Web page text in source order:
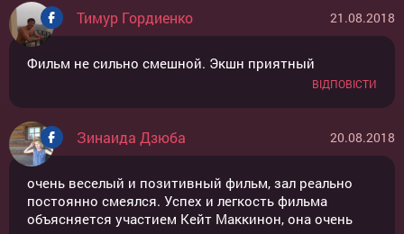
Тимур Гордиенко 21.08.2018
Фильм не сильно смешной. Экшн приятный
ВІДПОВІСТИ
Зинаида Дзюба 20.08.2018
очень веселый и позитивный фильм, зал реально
постоянно смеялся. Успех и легкость фильма
объясняется участием Кейт Маккинон, она очень